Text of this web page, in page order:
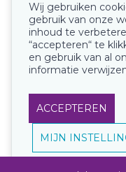
Wij gebruiken
gebruik van onze
inhoud te
“accepteren“ te
en gebruik van al
informatie
ACCEPTEREN
MIJN